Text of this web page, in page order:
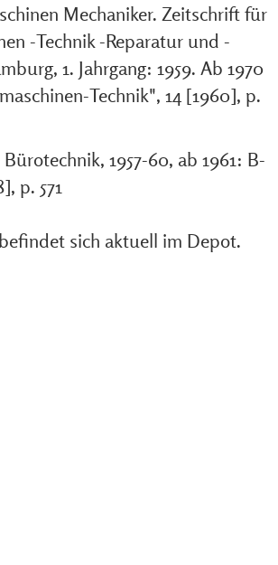
Mechaniker. Zeitschrift für
-Technik -Reparatur und -
1. Jahrgang: 1959. Ab 1970
Technik", 14 [1960], p.
1957-60, ab 1961: B-
p. 571
sich aktuell im Depot.